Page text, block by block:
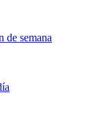
de semana